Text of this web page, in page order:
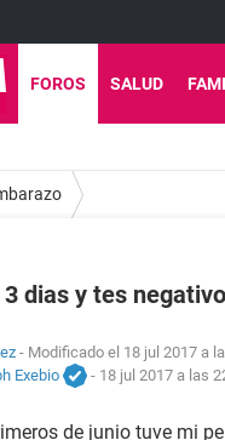
FOROS SALUD
dias y tes negativo
- Modificado el 18 jul 2017 a
Exebio
- 18 jul 2017 a las
de junio tuve mi